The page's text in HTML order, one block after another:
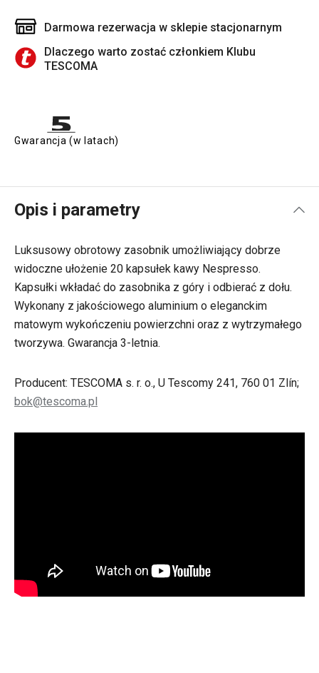
Darmowa rezerwacja w sklepie stacjonarnym
Dlaczego warto zostać członkiem Klubu
TESCOMA
Gwarancja (w latach)
Opis i parametry
Luksusowy obrotowy zasobnik umożliwiający dobrze
widoczne ułożenie 20 kapsułek kawy Nespresso.
Kapsułki wkładać do zasobnika z góry i odbierać z dołu.
Wykonany z jakościowego aluminium o eleganckim
matowym wykończeniu powierzchni oraz z wytrzymałego
tworzywa. Gwarancja 3-letnia.
Producent: TESCOMA s. r. o., U Tescomy 241, 760 01 Zlín;
bok@tescoma.pl